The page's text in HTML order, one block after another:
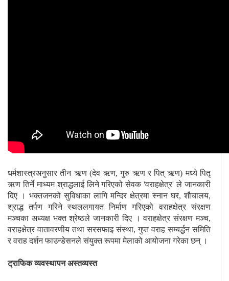
धर्मशास्त्रअनुसार तीन ऋण (देव ऋण, गुरु ऋण र पित् ऋण) मध्ये पितृ
ऋण तिर्ने माध्यम श्राद्धलाई लिने गरिएको सेवक 'वराहक्षेत्र' ले जानकारी
दिए । भक्तजनको सुविधाका लागि मन्दिर क्षेत्रमा स्नान घर, शौचालय,
श्राद्ध तर्पण गरिने स्थललगायत निर्माण गरिएको वराहक्षेत्र संरक्षण
मञ्चका अध्यक्ष भक्त श्रेष्ठले जानकारी दिए ।वराहक्षेत्र संरक्षण मञ्च,
वराहक्षेत्र वातावरणीय तथा सरसफाइ संस्था, गुप्त वराह सम्बर्द्धन समिति
र वराह दर्शन फाउन्डेसनले संयुक्त रूपमा मेलाको आयोजना गरेका छन् ।
ट्राफिक व्यवस्थापन अस्तव्यस्त